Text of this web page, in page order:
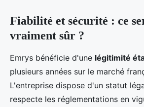
Fiabilité et sécurité : ce
vraiment sûr ?
Emrys bénéficie d'une légitimité
plusieurs années sur le marché
L'entreprise dispose d'un statut
respecte les réglementations en